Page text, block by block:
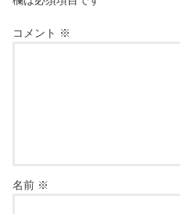
コメント ※
名前 ※